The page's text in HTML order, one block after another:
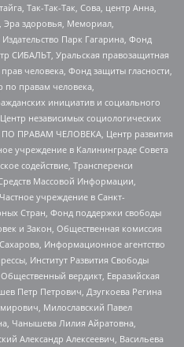
Так-Так-Так, Сова, центр Анна,
Эра здоровья, Мемориал,
Парк Гагарина, Фонд
СИБАЛЬТ, Уральская правозащитная
человека, Фонд защиты гласности,
по правам человека,
инициатив и социального
независимых социологических
ПРАВАМ ЧЕЛОВЕКА, Центр развития
учреждение в Калининграде Совета
содействие, Трансперенси
Массовой Информации,
учреждение в Санкт-
Стран, Фонд поддержки свободы
и Закон, Общественная комиссия
Информационное агентство
Институт Развития Свободы
вердикт, Евразийская
Петр Петрович, Дзугкоева Регина
Милославский Павел
Чанышева Лилия Айратовна,
Александр Алексеевич, Васильева